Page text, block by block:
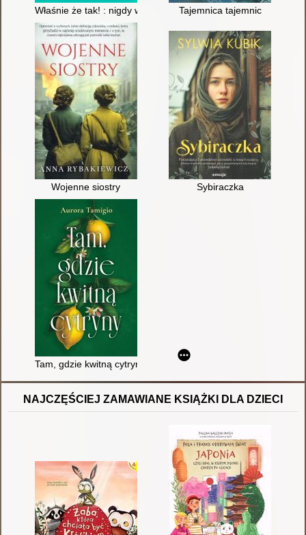
Właśnie że tak! : nigdy w życiu! 20 lat później
Tajemnica tajemnic
Wojenne siostry Sybiraczka
Tam, gdzie kwitną cytryny
NAJCZĘŚCIEJ ZAMAWIANE KSIĄŻKI DLA DZIECI